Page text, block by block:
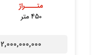
متــــراژ
450 متر
2,000,000,000 تومان /